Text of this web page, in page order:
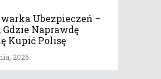
Ubezpieczeń –
Gdzie Naprawdę
Kupić Polisę
2026